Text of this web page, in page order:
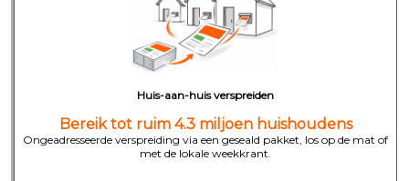
Huis-aan-huis verspreiden
Bereik tot ruim 4.3 miljoen huishoudens
Ongeadresseerde verspreiding via een geseald pakket, los op de mat of
met de lokale weekkrant.